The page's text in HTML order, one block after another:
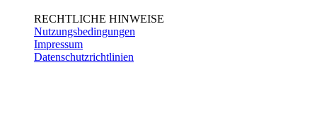
RECHTLICHE HINWEISE
Nutzungsbedingungen
Impressum
Datenschutzrichtlinien